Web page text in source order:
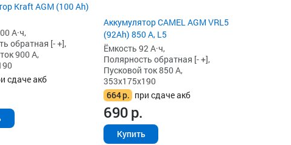
Kraft AGM (100 Ah)
А·ч,
обратная [- +],
900 А,
сдаче акб
Аккумулятор CAMEL AGM VRL5
(92Ah) 850 А, L5
Ёмкость 92 А·ч,
Полярность обратная [- +],
Пусковой ток 850 А,
353x175x190
664р. при сдаче акб
690р.
Купить